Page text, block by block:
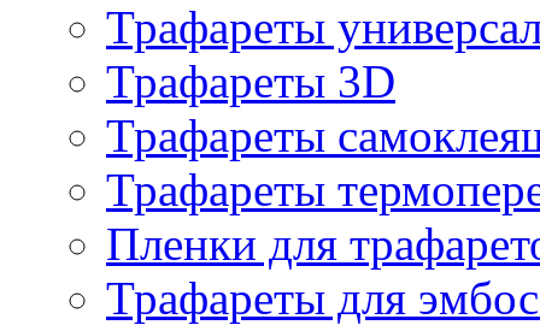
Трафареты
Трафареты 3D
Трафареты
Трафареты
Пленки для
Трафареты для